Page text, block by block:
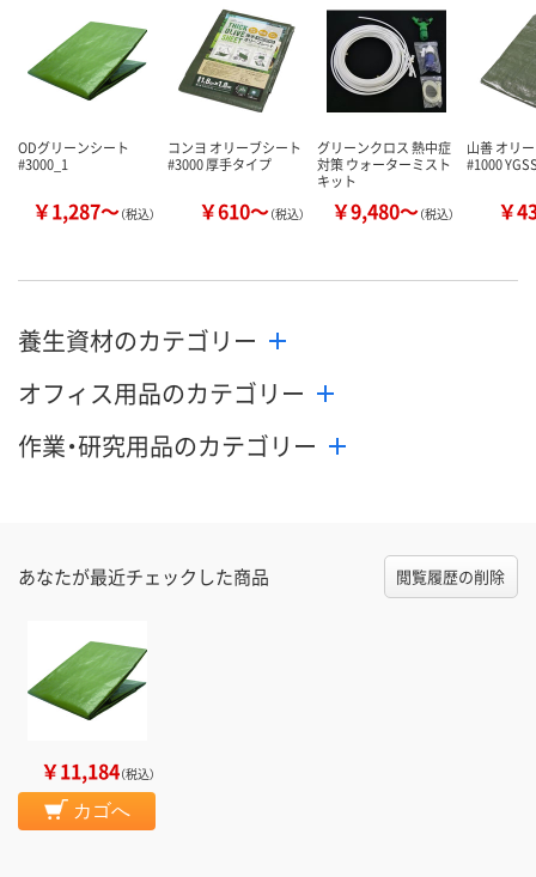
カゴへ カゴへ カ
ODグリーンシート
#3000_1
￥1,287～（税込）
コンヨ オリーブシート
#3000 厚手タイプ
￥610～（税込）
グリーンクロス 熱中症
対策 ウォーターミスト
キット
￥9,480～（税込）
山善 オリ
#1000
￥
養生資材のカテゴリー
オフィス用品のカテゴリー
作業・研究用品のカテゴリー
あなたが最近チェックした商品 閲覧履歴の削除
￥11,184（税込）
カゴへ